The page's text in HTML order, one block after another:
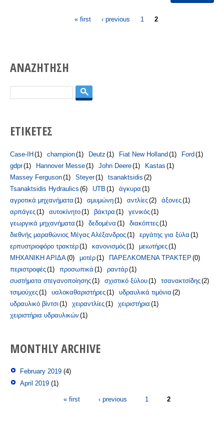
« first ‹ previous 1 2
ΑΝΑΖΗΤΗΣΗ
ΕΤΙΚΕΤΕΣ
Case-IH (1) champion(1) Deutz (1) Fiat New Holland (1) Ford (1)
gdpr(1) Hannover Messe(1) John Deere(1) Kastas (1)
Massey Ferguson(1) Steyer(1) tsanaktsidis (2)
Tsanaktsidis Hydraulics (6) UTB (1) άγκυρα (1)
αγροτικά μηχανήματα (1) αμυμώνη(1) αντλίες(2) άξονες(1)
αρπάγες(1) αυτοκίνητο(1) βάκτρα (1) γενικός(1)
γεωργικά μηχανήματα (1) δεδομένα (1) διακόπτες(1)
διεθνής μαραθώνιος Μέγας Αλέξανδρος(1) εργάτης για ξύλα (1)
ερπυστριοφόρο τρακτέρ(1) κανονισμός(1) μειωτήρες(1)
ΜΗΧΑΝΙΚΗ ΑΡΙΔΑ(0) μοτέρ(1) ΠΑΡΕΛΚΟΜΕΝΑ ΤΡΑΚΤΕΡ (0)
περιστροφές(1) προσωπικά (1) ραντάρ(1)
συστήματα στεγανοποίησης(1) σχιστικό ξύλου(1) τσανακτσίδης(2)
τσιμούχες(1) υαλοκαθαριστήρες(1) υδραυλικά τιμόνια (2)
υδραυλικό βίντσι(1) χειραντλίες(1) χειριστήρια (1)
χειριστήρια υδραυλικών (1)
MONTHLY ARCHIVE
February 2019(4)
April 2019(1)
« first ‹ previous 1 2